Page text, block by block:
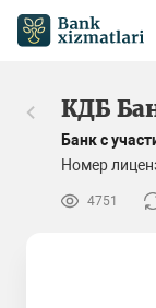
КДБ
Банк с
Номер
4751